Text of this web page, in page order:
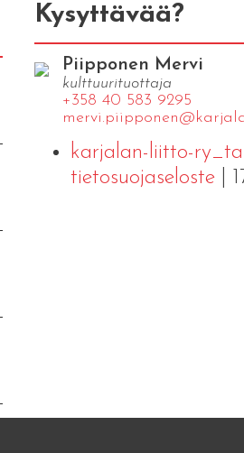
Kysyttävää?
Piipponen Mervi
kulttuurituottaja
+358 40 583 9295
karjalan-liitto-
tietosuojaseloste|